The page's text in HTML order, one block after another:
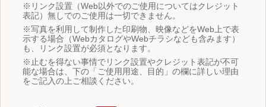
※リンク設置（Web以外でのご使用についてはクレジット
表記）無しでのご使用は一切できません。
※写真を利用して制作した印刷物、映像などをWeb上で表
示する場合（WebカタログやWebチラシなども含みます）
も、リンク設置が必須となります。
※止むを得ない事情でリンク設置やクレジット表記が不可
能な場合は、下の「ご使用用途、目的」の欄に詳しい理由
をご記入の上ご相談ください。